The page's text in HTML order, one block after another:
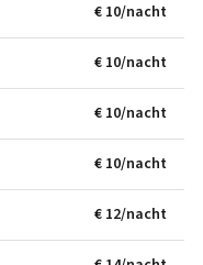
€ 10/nacht
€ 10/nacht
€ 10/nacht
€ 10/nacht
€ 12/nacht